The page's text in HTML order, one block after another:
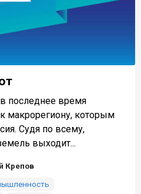
последнее время
макрорегиону, которым
Судя по всему,
выходит...
Крепов